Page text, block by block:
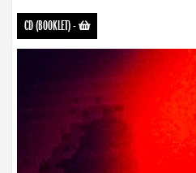
CD (BOOKLET)-